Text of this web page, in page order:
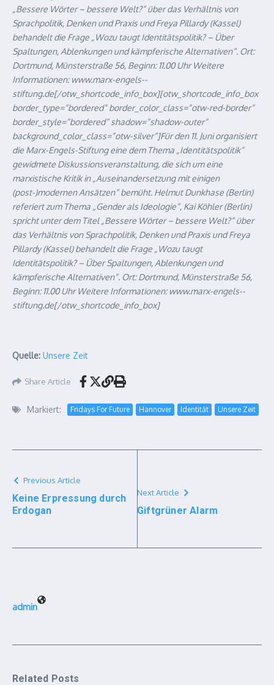
„Bessere Wörter – bessere Welt?“ über das Verhältnis von
Sprachpolitik, Denken und Praxis und Freya Pillardy (Kassel)
behandelt die Frage „Wozu taugt Identitätspolitik? – Über
Spaltungen, Ablenkungen und kämpferische Alternativen“. Ort:
Dortmund, Münsterstraße 56, Beginn: 11.00 Uhr Weitere
Informationen: www.marx-engels-­
stiftung.de[/otw_shortcode_info_box][otw_shortcode_info_box
border_type=“bordered“ border_color_class=“otw-red-border“
border_style=“bordered“ shadow=“shadow-outer“
background_color_class=“otw-silver“]Für den 11. Juni organisiert
die Marx-Engels-Stiftung eine dem Thema „Identitätspolitik“
gewidmete Diskussionsveranstaltung, die sich um eine
marxistische Kritik in „Auseinandersetzung mit einigen
(post-)modernen Ansätzen“ bemüht. Helmut Dunkhase (Berlin)
referiert zum Thema „Gender als Ideologie“, Kai Köhler (Berlin)
spricht unter dem Titel „Bessere Wörter – bessere Welt?“ über
das Verhältnis von Sprachpolitik, Denken und Praxis und Freya
Pillardy (Kassel) behandelt die Frage „Wozu taugt
Identitätspolitik? – Über Spaltungen, Ablenkungen und
kämpferische Alternativen“. Ort: Dortmund, Münsterstraße 56,
Beginn: 11.00 Uhr Weitere Informationen: www.marx-engels-­
stiftung.de[/otw_shortcode_info_box]
Quelle: Unsere Zeit
Share Article
Markiert: Fridays For Future Hannover Identität Unsere Zeit
Previous Article
Keine Erpressung durch
Erdogan
Next Article
Giftgrüner Alarm
admin
Related Posts